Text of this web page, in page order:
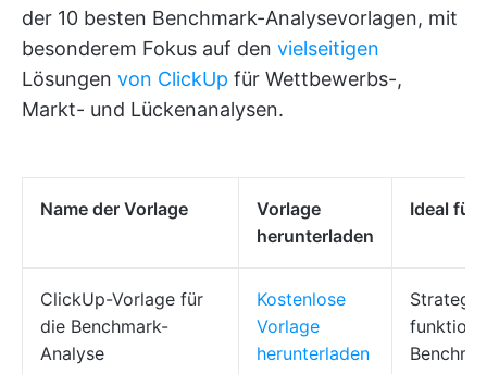
der 10 besten Benchmark-Analysevorlagen, mit
besonderem Fokus auf den vielseitigen
Lösungen von ClickUp für Wettbewerbs-,
Markt- und Lückenanalysen.
Name der Vorlage
Vorlage
herunterladen
Ideal für
ClickUp-Vorlage für
die Benchmark-
Analyse
Kostenlose
Vorlage
herunterladen